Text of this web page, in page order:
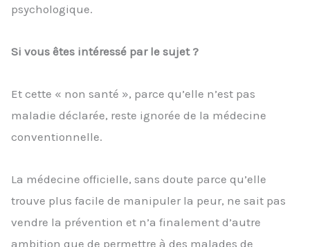
psychologique.
Si vous êtes intéressé par le sujet ?
Et cette « non santé », parce qu’elle n’est pas
maladie déclarée, reste ignorée de la médecine
conventionnelle.
La médecine officielle, sans doute parce qu’elle
trouve plus facile de manipuler la peur, ne sait pas
vendre la prévention et n’a finalement d’autre
ambition que de permettre à des malades de